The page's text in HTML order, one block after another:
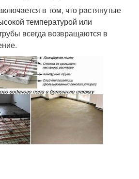
в том, что растянутые
температурой или
всегда возвращаются в